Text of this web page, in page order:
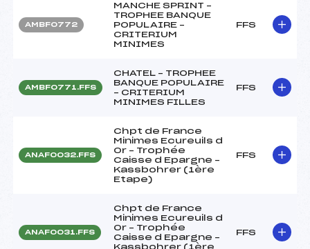
AMBF0772
MANCHE SPRINT –
TROPHEE BANQUE
POPULAIRE –
CRITERIUM
MINIMES
FFS
AMBF0771.FFS
CHATEL – TROPHEE
BANQUE POPULAIRE
– CRITERIUM
MINIMES FILLES
FFS
ANAF0032.FFS
Chpt de France
Minimes Ecureuils d
Or – Trophée
Caisse d Epargne –
Kassbohrer (1ère
Etape)
FFS
ANAF0031.FFS
Chpt de France
Minimes Ecureuils d
Or – Trophée
Caisse d Epargne –
Kassbohrer (1ère
FFS